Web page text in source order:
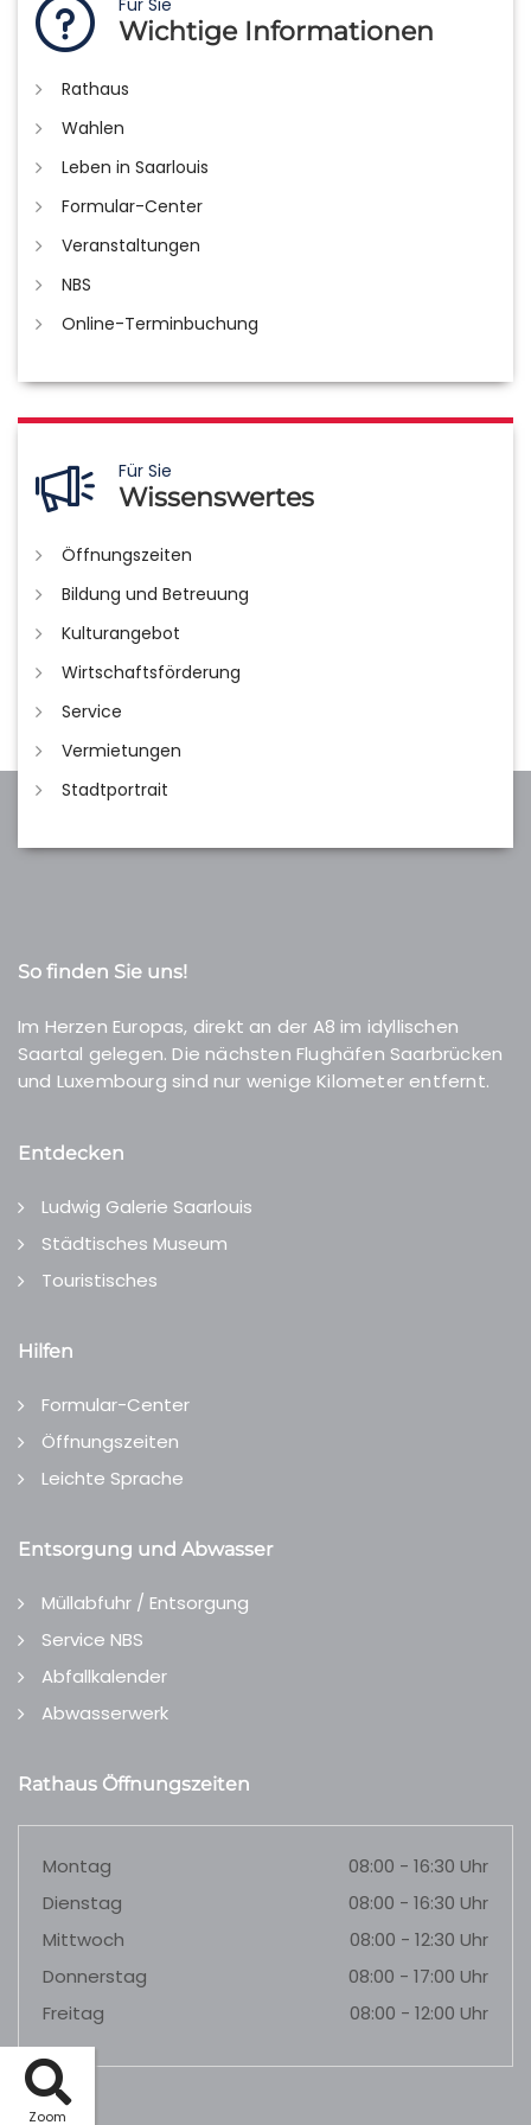
Zoom
Für Sie
Wichtige Informationen
Rathaus
Wahlen
Leben in Saarlouis
Formular-Center
Veranstaltungen
NBS
Online-Terminbuchung
Für Sie
Wissenswertes
Öffnungszeiten
Bildung und Betreuung
Kulturangebot
Wirtschaftsförderung
Service
Vermietungen
Stadtportrait
So finden Sie uns!
Im Herzen Europas, direkt an der A8 im idyllischen
Saartal gelegen. Die nächsten Flughäfen Saarbrücken
und Luxembourg sind nur wenige Kilometer entfernt.
Entdecken
Ludwig Galerie Saarlouis
Städtisches Museum
Touristisches
Hilfen
Formular-Center
Öffnungszeiten
Leichte Sprache
Entsorgung und Abwasser
Müllabfuhr / Entsorgung
Service NBS
Abfallkalender
Abwasserwerk
Rathaus Öffnungszeiten
Montag
08:00 - 16:30 Uhr
Dienstag
08:00 - 16:30 Uhr
Mittwoch
08:00 - 12:30 Uhr
Donnerstag
08:00 - 17:00 Uhr
Freitag
08:00 - 12:00 Uhr